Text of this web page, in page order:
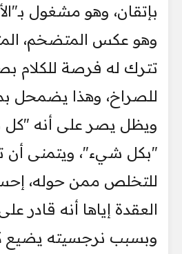
بإتقان، وهو مشغول
وهو عكس المتضخم،
تترك له فرصة للكلام
للصراخ، وهذا يضمحل
ويظل يصر على أنه "كل
"بكل شيء"، ويتمنى أن
للتخلص ممن حوله،
العقدة إياها أنه قادر
وبسبب نرجسيته يضيع